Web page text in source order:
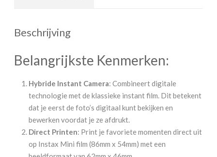
Beschrijving
Belangrijkste Kenmerken:
Hybride Instant Camera: Combineert digitale
technologie met de klassieke instant film. Dit betekent
dat je eerst de foto’s digitaal kunt bekijken en
bewerken voordat je ze afdrukt.
Direct Printen: Print je favoriete momenten direct uit
op Instax Mini film (86mm x 54mm) met een